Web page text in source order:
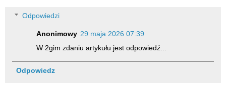
Odpowiedzi
Anonimowy 29 maja 2026 07:39
W 2gim zdaniu artykułu jest odpowiedź...
Odpowiedz